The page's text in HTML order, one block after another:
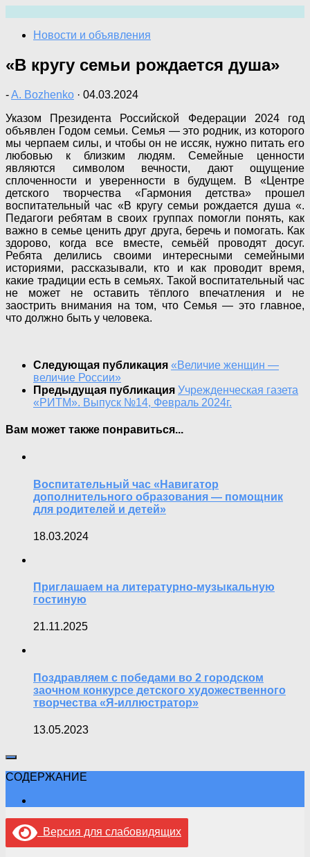
содержимому
Новости и объявления
«В кругу семьи рождается душа»
-A. Bozhenko · 04.03.2024
Указом Президента Российской Федерации 2024 год
объявлен Годом семьи. Семья — это родник, из которого
мы черпаем силы, и чтобы он не иссяк, нужно питать его
любовью к близким людям. Семейные ценности
являются символом вечности, дают ощущение
сплоченности и уверенности в будущем. В «Центре
детского творчества «Гармония детства» прошел
воспитательный час «В кругу семьи рождается душа «.
Педагоги ребятам в своих группах помогли понять, как
важно в семье ценить друг друга, беречь и помогать. Как
здорово, когда все вместе, семьёй проводят досуг.
Ребята делились своими интересными семейными
историями, рассказывали, кто и как проводит время,
какие традиции есть в семьях. Такой воспитательный час
не может не оставить тёплого впечатления и не
заострить внимания на том, что Семья — это главное,
что должно быть у человека.
Следующая публикация «Величие женщин —
величие России»
Предыдущая публикация Учрежденческая газета
«РИТМ». Выпуск №14, Февраль 2024г.
Вам может также понравиться...
Воспитательный час «Навигатор
дополнительного образования — помощник
для родителей и детей»
18.03.2024
Приглашаем на литературно-музыкальную
гостиную
21.11.2025
Поздравляем с победами во 2 городском
заочном конкурсе детского художественного
творчества «Я-иллюстратор»
13.05.2023
СОДЕРЖАНИЕ
Версия для слабовидящих